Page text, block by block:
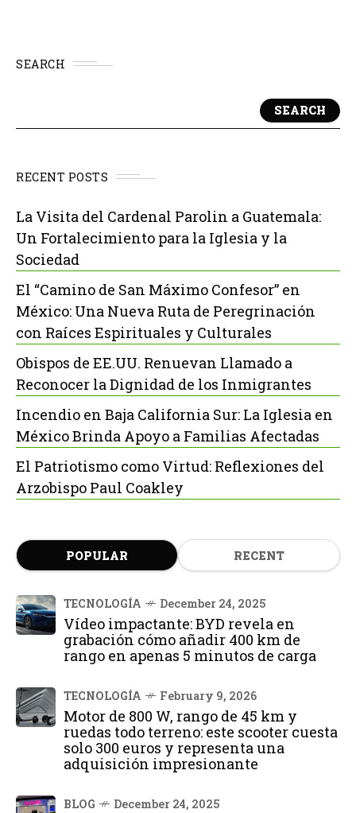
SEARCH
SEARCH
RECENT POSTS
La Visita del Cardenal Parolin a Guatemala:
Un Fortalecimiento para la Iglesia y la
Sociedad
El “Camino de San Máximo Confesor” en
México: Una Nueva Ruta de Peregrinación
con Raíces Espirituales y Culturales
Obispos de EE.UU. Renuevan Llamado a
Reconocer la Dignidad de los Inmigrantes
Incendio en Baja California Sur: La Iglesia en
México Brinda Apoyo a Familias Afectadas
El Patriotismo como Virtud: Reflexiones del
Arzobispo Paul Coakley
POPULAR RECENT
TECNOLOGÍA December 24, 2025
Vídeo impactante: BYD revela en
grabación cómo añadir 400 km de
rango en apenas 5 minutos de carga
TECNOLOGÍA February 9, 2026
Motor de 800 W, rango de 45 km y
ruedas todo terreno: este scooter cuesta
solo 300 euros y representa una
adquisición impresionante
BLOG December 24, 2025